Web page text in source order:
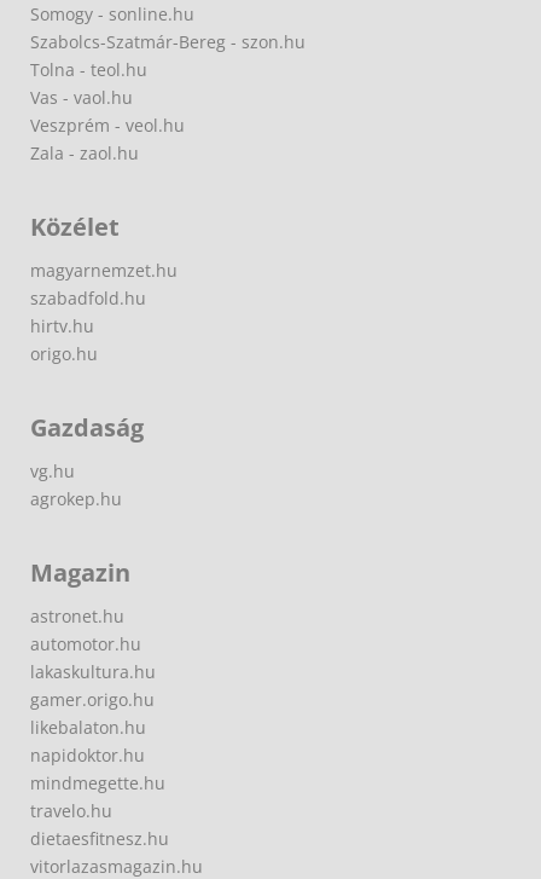
Somogy - sonline.hu
Szabolcs-Szatmár-Bereg - szon.hu
Tolna - teol.hu
Vas - vaol.hu
Veszprém - veol.hu
Zala - zaol.hu
Közélet
magyarnemzet.hu
szabadfold.hu
hirtv.hu
origo.hu
Gazdaság
vg.hu
agrokep.hu
Magazin
astronet.hu
automotor.hu
lakaskultura.hu
gamer.origo.hu
likebalaton.hu
napidoktor.hu
mindmegette.hu
travelo.hu
dietaesfitnesz.hu
vitorlazasmagazin.hu